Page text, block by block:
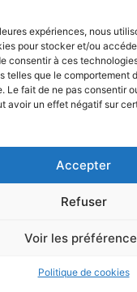
expériences, nous
pour stocker et/ou
consentir à ces
telles que le comportement
Le fait de ne pas consentir
avoir un effet négatif sur
Accepter
Refuser
Voir les
Politique de cookies
© 2026